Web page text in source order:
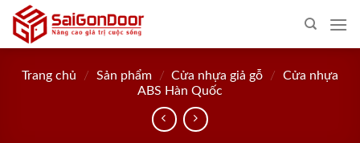
Skip
content
Trang chủ / Sản phẩm / Cửa nhựa giả gỗ /
Cửa nhựa
ABS Hàn Quốc